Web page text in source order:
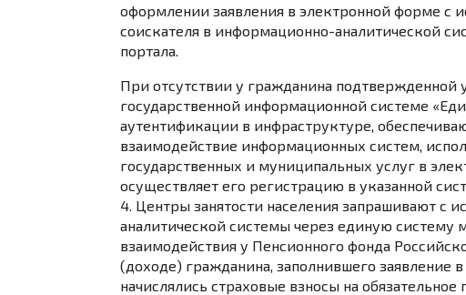
оформлении заявления в электронной форме с
соискателя в информационно-аналитической
портала.
При отсутствии у гражданина подтвержденной
государственной информационной системе
аутентификации в инфраструктуре,
взаимодействие информационных систем,
государственных и муниципальных услуг в
осуществляет его регистрацию в указанной
4. Центры занятости населения запрашивают с
аналитической системы через единую систему
взаимодействия у Пенсионного фонда
(доходе) гражданина, заполнившего заявление
начислялись страховые взносы на обязательное